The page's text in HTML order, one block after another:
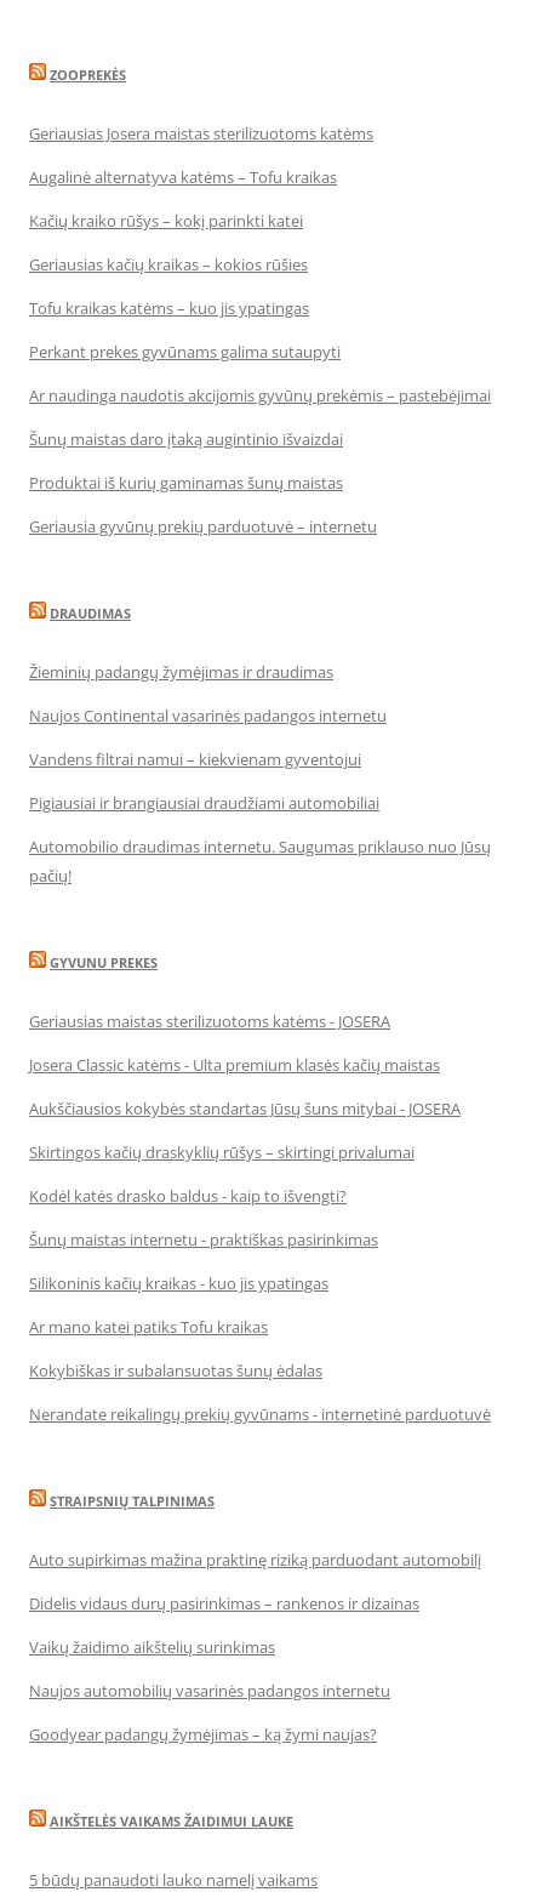
ZOOPREKĖS
Geriausias Josera maistas sterilizuotoms katėms
Augalinė alternatyva katėms – Tofu kraikas
Kačių kraiko rūšys – kokį parinkti katei
Geriausias kačių kraikas – kokios rūšies
Tofu kraikas katėms – kuo jis ypatingas
Perkant prekes gyvūnams galima sutaupyti
Ar naudinga naudotis akcijomis gyvūnų prekėmis – pastebėjimai
Šunų maistas daro įtaką augintinio išvaizdai
Produktai iš kurių gaminamas šunų maistas
Geriausia gyvūnų prekių parduotuvė – internetu
DRAUDIMAS
Žieminių padangų žymėjimas ir draudimas
Naujos Continental vasarinės padangos internetu
Vandens filtrai namui – kiekvienam gyventojui
Pigiausiai ir brangiausiai draudžiami automobiliai
Automobilio draudimas internetu. Saugumas priklauso nuo Jūsų
pačių!
GYVUNU PREKES
Geriausias maistas sterilizuotoms katėms - JOSERA
Josera Classic katėms - Ulta premium klasės kačių maistas
Aukščiausios kokybės standartas Jūsų šuns mitybai - JOSERA
Skirtingos kačių draskyklių rūšys – skirtingi privalumai
Kodėl katės drasko baldus - kaip to išvengti?
Šunų maistas internetu - praktiškas pasirinkimas
Silikoninis kačių kraikas - kuo jis ypatingas
Ar mano katei patiks Tofu kraikas
Kokybiškas ir subalansuotas šunų ėdalas
Nerandate reikalingų prekių gyvūnams - internetinė parduotuvė
STRAIPSNIŲ TALPINIMAS
Auto supirkimas mažina praktinę riziką parduodant automobilį
Didelis vidaus durų pasirinkimas – rankenos ir dizainas
Vaikų žaidimo aikštelių surinkimas
Naujos automobilių vasarinės padangos internetu
Goodyear padangų žymėjimas – ką žymi naujas?
AIKŠTELĖS VAIKAMS ŽAIDIMUI LAUKE
5 būdų panaudoti lauko namelį vaikams